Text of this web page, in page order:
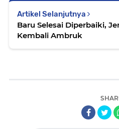
Artikel Selanjutnya
Baru Selesai Diperbaiki,
Kembali Ambruk